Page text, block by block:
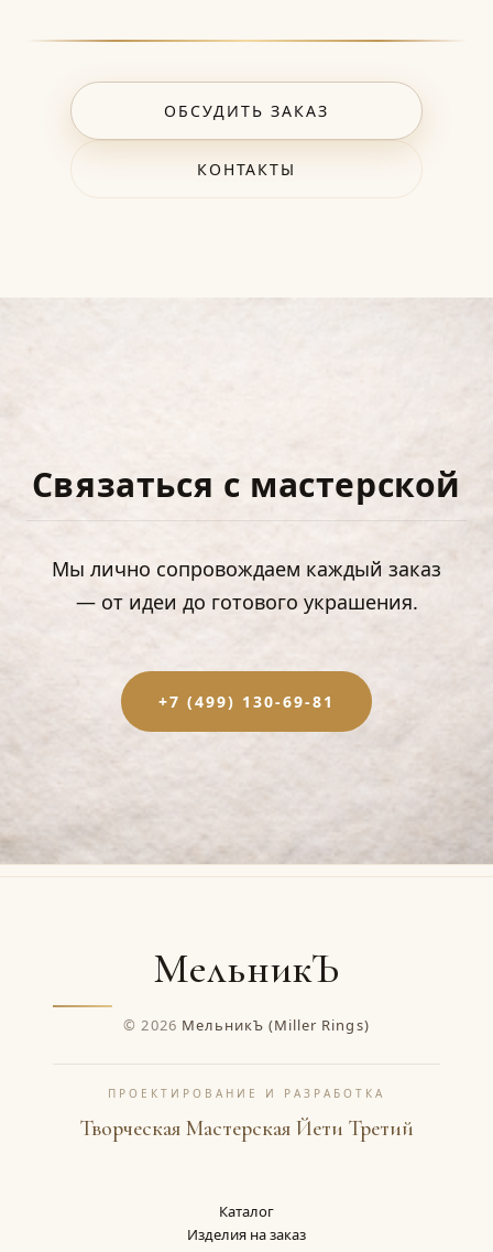
ОБСУДИТЬ ЗАКАЗ
КОНТАКТЫ
Связаться с мастерской
Мы лично сопровождаем каждый заказ
— от идеи до готового украшения.
+7 (499) 130-69-81
МельникЪ
© 2026 МельникЪ (Miller Rings)
ПРОЕКТИРОВАНИЕ И РАЗРАБОТКА
Творческая Мастерская Йети Третий
Каталог
Изделия на заказ